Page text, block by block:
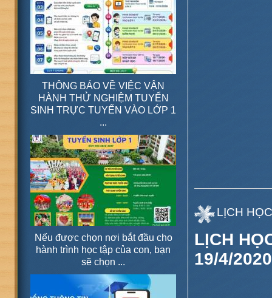
THÔNG BÁO VỀ VIỆC VẬN
HÀNH THỬ NGHIỆM TUYỂN
SINH TRỰC TUYẾN VÀO LỚP 1
...
Nếu được chọn nơi bắt đầu cho
hành trình học tập của con, bạn
sẽ chọn ...
LỊCH
LỊCH
19/4/